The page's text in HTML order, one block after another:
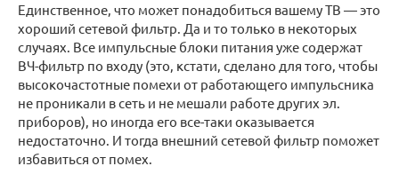
Единственное, что может понадобиться вашему ТВ — это
хороший сетевой фильтр. Да и то только в некоторых
случаях. Все импульсные блоки питания уже содержат
ВЧ-фильтр по входу (это, кстати, сделано для того, чтобы
высокочастотные помехи от работающего импульсника
не проникали в сеть и не мешали работе других эл.
приборов), но иногда его все-таки оказывается
недостаточно. И тогда внешний сетевой фильтр поможет
избавиться от помех.